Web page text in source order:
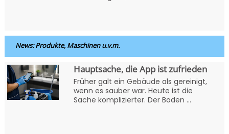
News: Produkte, Maschinen u.v.m.
Hauptsache, die App ist zufrieden
Früher galt ein Gebäude als gereinigt,
wenn es sauber war. Heute ist die
Sache komplizierter. Der Boden ...